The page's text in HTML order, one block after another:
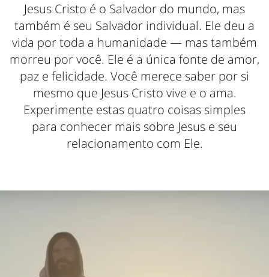
Jesus Cristo é o Salvador do mundo, mas
também é seu Salvador individual. Ele deu a
vida por toda a humanidade — mas também
morreu por você. Ele é a única fonte de amor,
paz e felicidade. Você merece saber por si
mesmo que Jesus Cristo vive e o ama.
Experimente estas quatro coisas simples
para conhecer mais sobre Jesus e seu
relacionamento com Ele.